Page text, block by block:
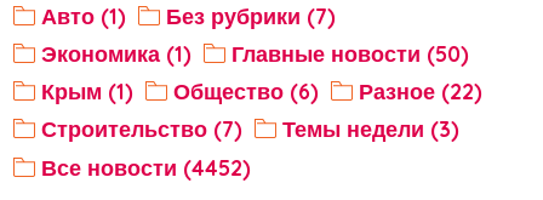
Авто (1)
Без рубрики (7)
Экономика (1)
Главные новости (50)
Крым (1)
Общество (6)
Разное (22)
Строительство (7)
Темы недели (3)
Все новости (4452)